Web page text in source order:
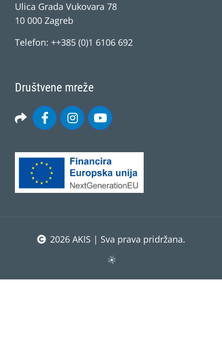
Ulica Grada Vukovara 78
10 000 Zagreb
Telefon: ++385 (0)1 6106 692
Društvene mreže
2026 AKIS | Sva prava pridržana.